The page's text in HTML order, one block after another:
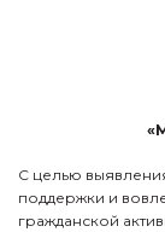
С целью
поддержки и
гражданской